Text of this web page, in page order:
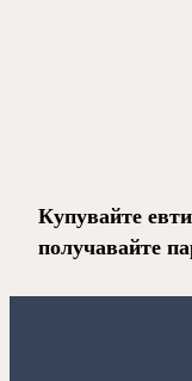
Купувайте
получавайте